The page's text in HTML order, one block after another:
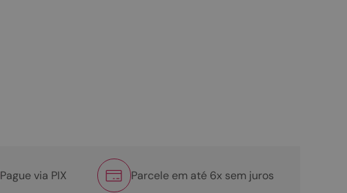
Pague via PIX Parcele em até 6x sem juros